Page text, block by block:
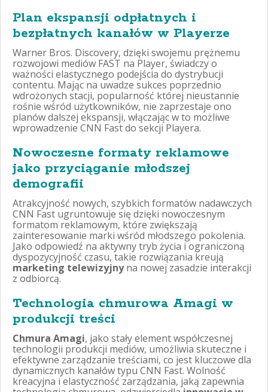
Plan ekspansji odpłatnych i
bezpłatnych kanałów w Playerze
Warner Bros. Discovery, dzięki swojemu prężnemu
rozwojowi mediów FAST na Player, świadczy o
ważności elastycznego podejścia do dystrybucji
contentu. Mając na uwadze sukces poprzednio
wdrożonych stacji, popularność której nieustannie
rośnie wśród użytkowników, nie zaprzestaje ono
planów dalszej ekspansji, włączając w to możliwe
wprowadzenie CNN Fast do sekcji Playera.
Nowoczesne formaty reklamowe
jako przyciąganie młodszej
demografii
Atrakcyjność nowych, szybkich formatów nadawczych
CNN Fast ugruntowuje się dzięki nowoczesnym
formatom reklamowym, które zwiększają
zainteresowanie marki wśród młodszego pokolenia.
Jako odpowiedź na aktywny tryb życia i ograniczoną
dyspozycyjność czasu, takie rozwiązania kreują
marketing telewizyjnyna nowej zasadzie interakcji
z odbiorcą.
Technologia chmurowa Amagi w
produkcji treści
Chmura Amagi, jako stały element współczesnej
technologii produkcji mediów, umożliwia skuteczne i
efektywne zarządzanie treściami, co jest kluczowe dla
dynamicznych kanałów typu CNN Fast. Wolność
kreacyjna i elastyczność zarządzania, jaką zapewnia